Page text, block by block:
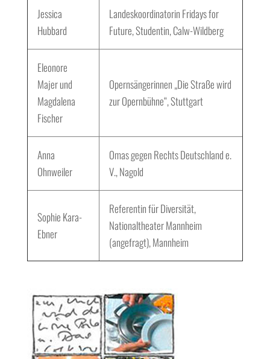
Jessica
Hubbard
Landeskoordinatorin Fridays for
Future, Studentin, Calw-Wildberg
Eleonore
Majer und
Magdalena
Fischer
Opernsängerinnen „Die Straße wird
zur Opernbühne“, Stuttgart
Anna
Ohnweiler
Omas gegen Rechts Deutschland e.
V., Nagold
Sophie Kara-
Ebner
Referentin für Diversität,
Nationaltheater Mannheim
(angefragt), Mannheim